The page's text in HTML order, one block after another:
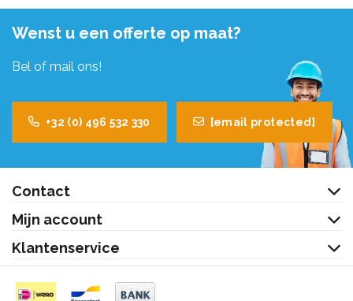
Wenst u een offerte op maat?
Bel of mail ons!
+32 (0) 496 532 330 [email protected]
Contact
Mijn account
Klantenservice